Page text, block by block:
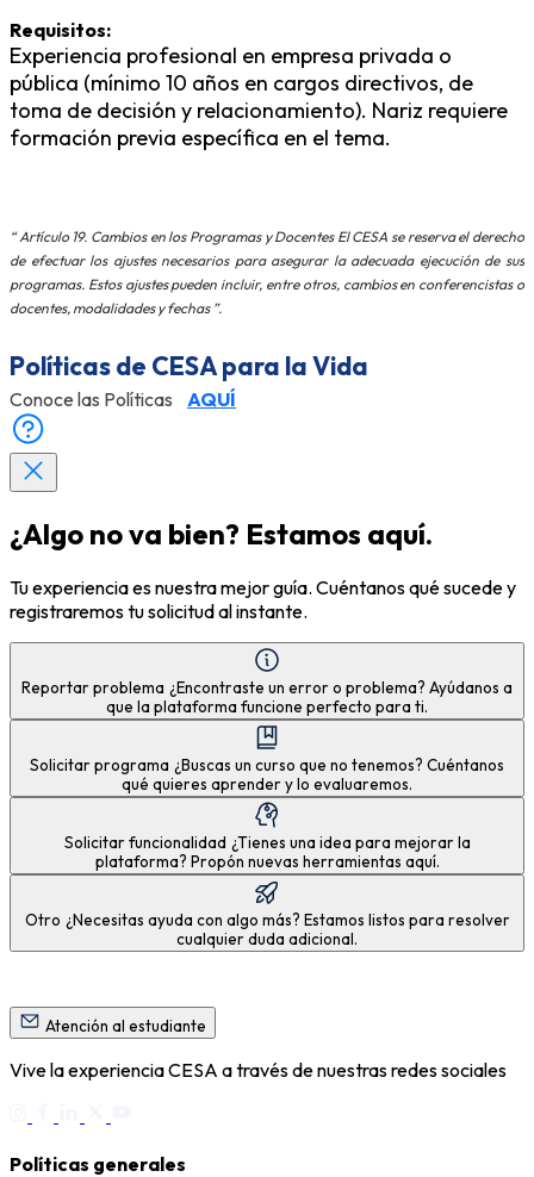
Requisitos:
Experiencia profesional en empresa privada o
pública (mínimo 10 años en cargos directivos, de
toma de decisión y relacionamiento). Nariz requiere
formación previa específica en el tema.
“Artículo 19. Cambios en los Programas y Docentes El CESA se reserva el derecho
de efectuar los ajustes necesarios para asegurar la adecuada ejecución de sus
programas. Estos ajustes pueden incluir, entre otros, cambios en conferencistas o
docentes, modalidades y fechas ”.
Políticas de CESA para la Vida
Conoce las Políticas AQUÍ
¿Algo no va bien? Estamos aquí.
Tu experiencia es nuestra mejor guía. Cuéntanos qué sucede y
registraremos tu solicitud al instante.
Reportar problema ¿Encontraste un error o problema? Ayúdanos a
que la plataforma funcione perfecto para ti.
Solicitar programa ¿Buscas un curso que no tenemos? Cuéntanos
qué quieres aprender y lo evaluaremos.
Solicitar funcionalidad ¿Tienes una idea para mejorar la
plataforma? Propón nuevas herramientas aquí.
Otro ¿Necesitas ayuda con algo más? Estamos listos para resolver
cualquier duda adicional.
Atención al estudiante
Vive la experiencia CESA a través de nuestras redes sociales
Políticas generales